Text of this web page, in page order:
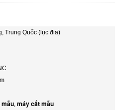
Trung Quốc (lục địa)
, máy cắt mẫu